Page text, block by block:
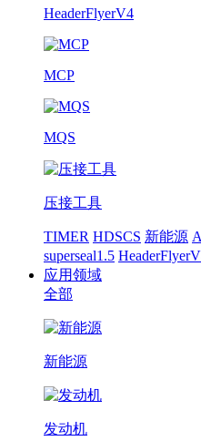
HeaderFlyerV4
MCP
MQS
压接工具
TIMER HDSCS 新能源
superseal1.5
应用领域
全部
新能源
发动机